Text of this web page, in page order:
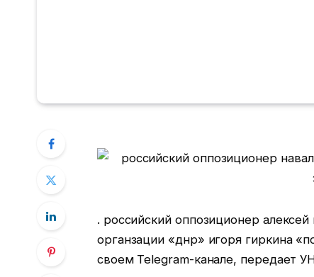
. российский оппозиционер
органзации «днр» игоря гиркина
своем Telegram-канале, передает